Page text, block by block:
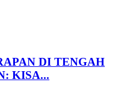
DI TENGAH
KISA...